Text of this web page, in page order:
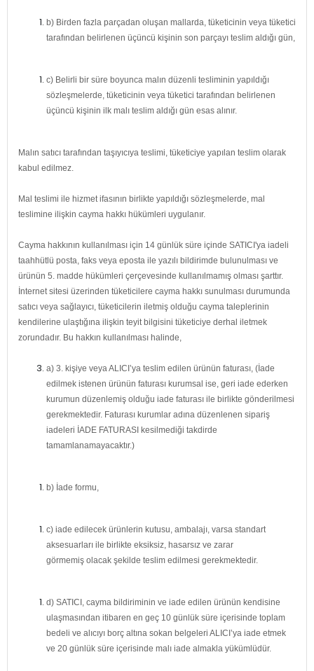
b) Birden fazla parçadan oluşan mallarda, tüketicinin veya tüketici
tarafından belirlenen üçüncü kişinin son parçayı teslim aldığı gün,
c) Belirli bir süre boyunca malın düzenli tesliminin yapıldığı
sözleşmelerde, tüketicinin veya tüketici tarafından belirlenen
üçüncü kişinin ilk malı teslim aldığı gün esas alınır.
Malın satıcı tarafından taşıyıcıya teslimi, tüketiciye yapılan teslim olarak
kabul edilmez.
Mal teslimi ile hizmet ifasının birlikte yapıldığı sözleşmelerde, mal
teslimine ilişkin cayma hakkı hükümleri uygulanır.
Cayma hakkının kullanılması için 14 günlük süre içinde SATICI'ya iadeli
taahhütlü posta, faks veya eposta ile yazılı bildirimde bulunulması ve
ürünün 5. madde hükümleri çerçevesinde kullanılmamış olması şarttır.
İnternet sitesi üzerinden tüketicilere cayma hakkı sunulması durumunda
satıcı veya sağlayıcı, tüketicilerin iletmiş olduğu cayma taleplerinin
kendilerine ulaştığına ilişkin teyit bilgisini tüketiciye derhal iletmek
zorundadır. Bu hakkın kullanılması halinde,
a) 3. kişiye veya ALICI’ya teslim edilen ürünün faturası, (İade
edilmek istenen ürünün faturası kurumsal ise, geri iade ederken
kurumun düzenlemiş olduğu iade faturası ile birlikte gönderilmesi
gerekmektedir. Faturası kurumlar adına düzenlenen sipariş
iadeleri İADE FATURASI kesilmediği takdirde
tamamlanamayacaktır.)
b) İade formu,
c) iade edilecek ürünlerin kutusu, ambalajı, varsa standart
aksesuarları ile birlikte eksiksiz, hasarsız ve zarar
görmemiş olacak şekilde teslim edilmesi gerekmektedir.
d) SATICI, cayma bildiriminin ve iade edilen ürünün kendisine
ulaşmasından itibaren en geç 10 günlük süre içerisinde toplam
bedeli ve alıcıyı borç altına sokan belgeleri ALICI’ya iade etmek
ve 20 günlük süre içerisinde malı iade almakla yükümlüdür.